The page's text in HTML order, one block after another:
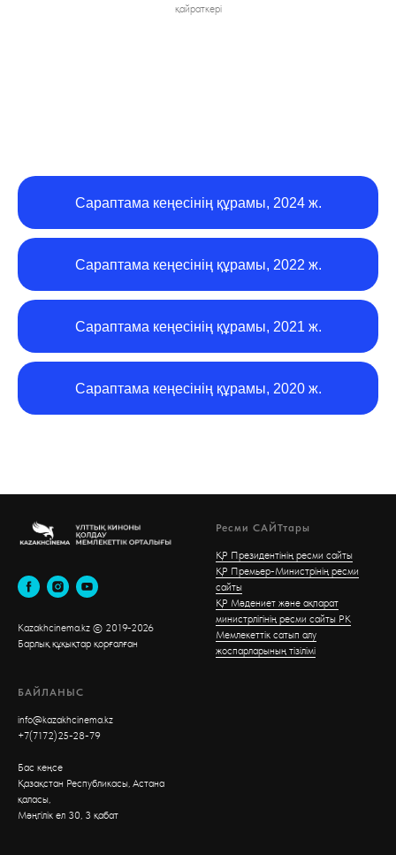
қайраткері
Сараптама кеңесінің құрамы, 2024 ж.
Сараптама кеңесінің құрамы, 2022 ж.
Сараптама кеңесінің құрамы, 2021 ж.
Сараптама кеңесінің құрамы, 2020 ж.
Kazakhcinema.kz © 2019-2026
Барлық құқықтар қорғалған
Ресми САЙТтары
ҚР Президентінің ресми сайты
ҚР Премьер-Министрінің ресми
сайты
ҚР Мәдениет және ақпарат
министрлігінің ресми сайты РК
Мемлекеттік сатып алу
жоспарларының тізілімі
БАЙЛАНЫС
info@kazakhcinema.kz
+7(7172)25-28-79
Бас кеңсе
Қазақстан Республикасы, Астана
қаласы,
Мәңгілік ел 30, 3 қабат